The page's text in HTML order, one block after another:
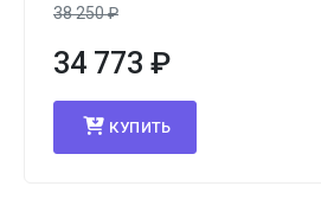
38 250₽
34 773 ₽
КУПИТЬ